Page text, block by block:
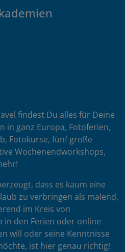
findest Du alles für Deine
in ganz Europa, Fotoferien,
Fotokurse, fünf große
Wochenendworkshops,
dass es kaum eine
zu verbringen als malend,
im Kreis von
in den Ferien oder online
will oder seine Kenntnisse
ist hier genau richtig!